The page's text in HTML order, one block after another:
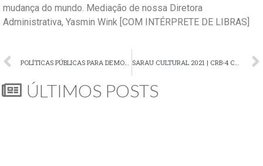
mudança do mundo. Mediação de nossa Diretora
Administrativa, Yasmin Wink [COM INTÉRPRETE DE LIBRAS]
ÚLTIMOS POSTS